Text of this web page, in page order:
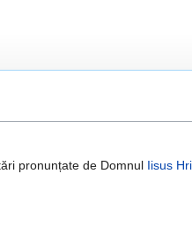
pronunțate de Domnul Iisus